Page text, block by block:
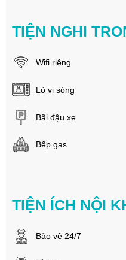
TIỆN NGHI
Wifi riêng
Lò vi sóng
Bãi đậu xe
Bếp gas
TIỆN ÍCH NỘI
Bảo vệ 24/7